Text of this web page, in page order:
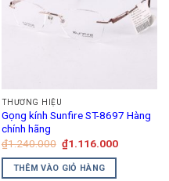
THƯƠNG HIỆU
Gọng kính Sunfire ST-8697 Hàng
chính hãng
₫1.240.000 Giá
gốc
là:
₫1.240.000.
₫1.116.000Giá
THÊM VÀO GIỎ HÀNG